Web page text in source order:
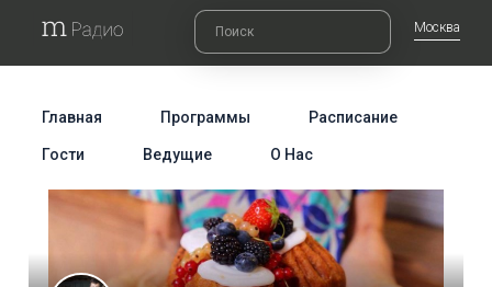
Москва
Главная Программы Расписание
Гости Ведущие О Нас